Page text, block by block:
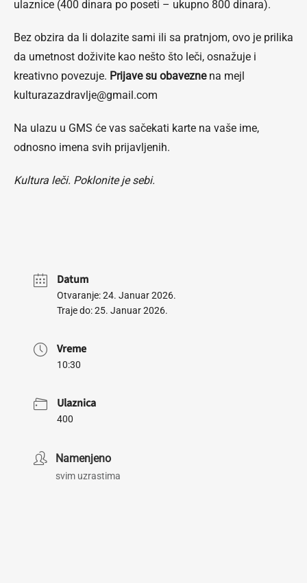
ulaznice (400 dinara po poseti – ukupno 800 dinara).
Bez obzira da li dolazite sami ili sa pratnjom, ovo je prilika
da umetnost doživite kao nešto što leči, osnažuje i
kreativno povezuje. Prijave su obaveznena mejl
kulturazazdravlje@gmail.com
Na ulazu u GMS će vas sačekati karte na vaše ime,
odnosno imena svih prijavljenih.
Kultura leči. Poklonite je sebi.
Datum
Otvaranje: 24. Januar 2026.
Traje do: 25. Januar 2026.
Vreme
10:30
Ulaznica
400
Namenjeno
svim uzrastima